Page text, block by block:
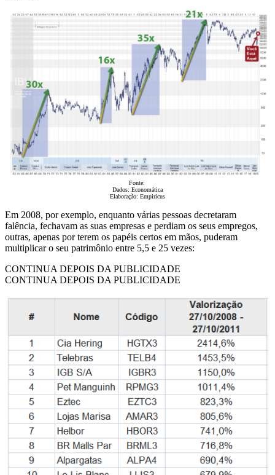
Fonte:
Dados: Economática
Elaboração: Empiricus
Em 2008, por exemplo, enquanto várias pessoas decretaram
falência, fechavam as suas empresas e perdiam os seus empregos,
outras, apenas por terem os papéis certos em mãos, puderam
multiplicar o seu patrimônio entre 5,5 e 25 vezes:
CONTINUA DEPOIS DA PUBLICIDADE
CONTINUA DEPOIS DA PUBLICIDADE